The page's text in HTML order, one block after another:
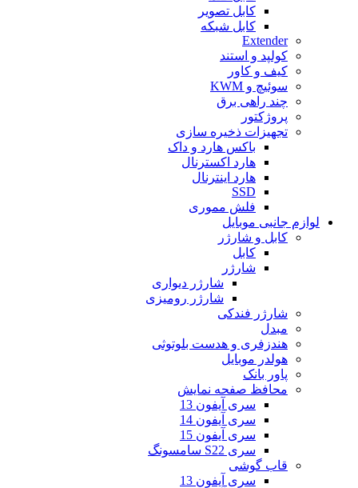
کابل تصویر
کابل شبکه
Extender
کولپد و استند
کیف و کاور
سوئیچ و KWM
چند راهی برق
پروژکتور
تجهیزات ذخیره سازی
باکس هارد و داک
هارد اکسترنال
هارد اینترنال
SSD
فلش مموری
لوازم جانبی موبایل
کابل و شارژر
کابل
شارژر
شارژر دیواری
شارژر رومیزی
شارژر فندکی
مبدل
هندزفری و هدست بلوتوثی
هولدر موبایل
پاور بانک
محافظ صفحه نمایش
سری آیفون 13
سری آیفون 14
سری آیفون 15
سری S22 سامسونگ
قاب گوشی
سری آیفون 13